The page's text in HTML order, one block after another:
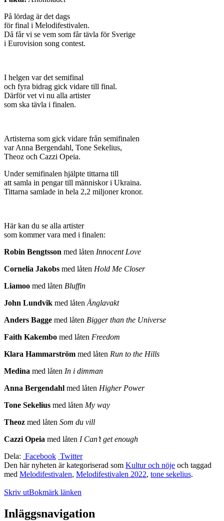
På lördag är det dags
för final i Melodifestivalen.
Då får vi se vem som får tävla för Sverige
i Eurovision song contest.
I helgen var det semifinal
och fyra bidrag gick vidare till final.
Därför vet vi nu alla artister
som ska tävla i finalen.
Artisterna som gick vidare från semifinalen
var Anna Bergendahl, Tone Sekelius,
Theoz och Cazzi Opeia.
Under semifinalen hjälpte tittarna till
att samla in pengar till människor i Ukraina.
Tittarna samlade in hela 2,2 miljoner kronor.
Här kan du se alla artister
som kommer vara med i finalen:
Robin Bengtsson med låten Innocent Love
Cornelia Jakobs med låten Hold Me Closer
Liamoo med låten Bluffin
John Lundvik med låten Änglavakt
Anders Bagge med låten Bigger than the Universe
Faith Kakembo med låten Freedom
Klara Hammarström med låten Run to the Hills
Medina med låten In i dimman
Anna Bergendahl med låten Higher Power
Tone Sekelius med låten My way
Theoz med låten Som du vill
Cazzi Opeia med låten I Can’t get enough
Dela: Facebook Twitter
Den här nyheten är kategoriserad som Kultur och nöje och taggad
med Melodifestivalen, Melodifestivalen 2022, tone sekelius.
Skriv utBokmärk länken
Inläggsnavigation